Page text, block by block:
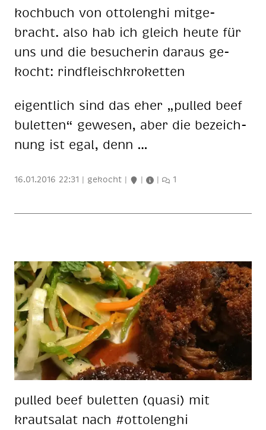
koch­buch von ot­to­lenghi mit­ge­
bracht. also hab ich gleich heu­te für
uns und die be­su­che­rin dar­aus ge­
kocht: rind­fleisch­kro­ket­ten
ei­gent­lich sind das eher „pul­led beef
bu­let­ten“ ge­we­sen, aber die be­zeich­
nung ist egal, denn …
16.01.2016 22:31 | gekocht | | | 1
pul­led beef bu­let­ten (qua­si) mit
kraut­sa­lat nach #ot­to­lenghi